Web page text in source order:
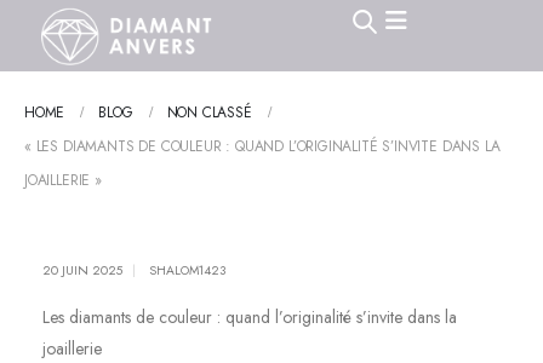
HOME BLOG
NON CLASSÉ
« LES DIAMANTS DE COULEUR : QUAND L’ORIGINALITÉ S’INVITE DANS LA
JOAILLERIE »
20 JUIN 2025 SHALOM1423
Les diamants de couleur : quand l’originalité s’invite dans la
joaillerie